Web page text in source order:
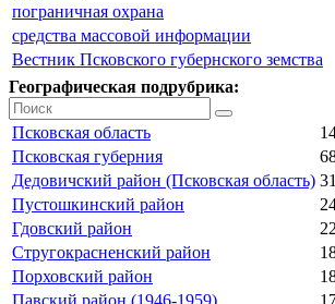
пограничная охрана
средства массовой информации
Вестник Псковского губернского земства
Географическая подрубрика:
Псковская область
Псковская губерния
Дедовичский район (Псковская область)
Пустошкинский район
Гдовский район
Стругокрасненский район
Порховский район
Павский район (1946-1959)